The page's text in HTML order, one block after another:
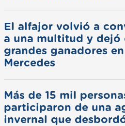
El alfajor volvió a
a una multitud y dejó
grandes ganadores en
Mercedes
Más de 15 mil
participaron de una
invernal que